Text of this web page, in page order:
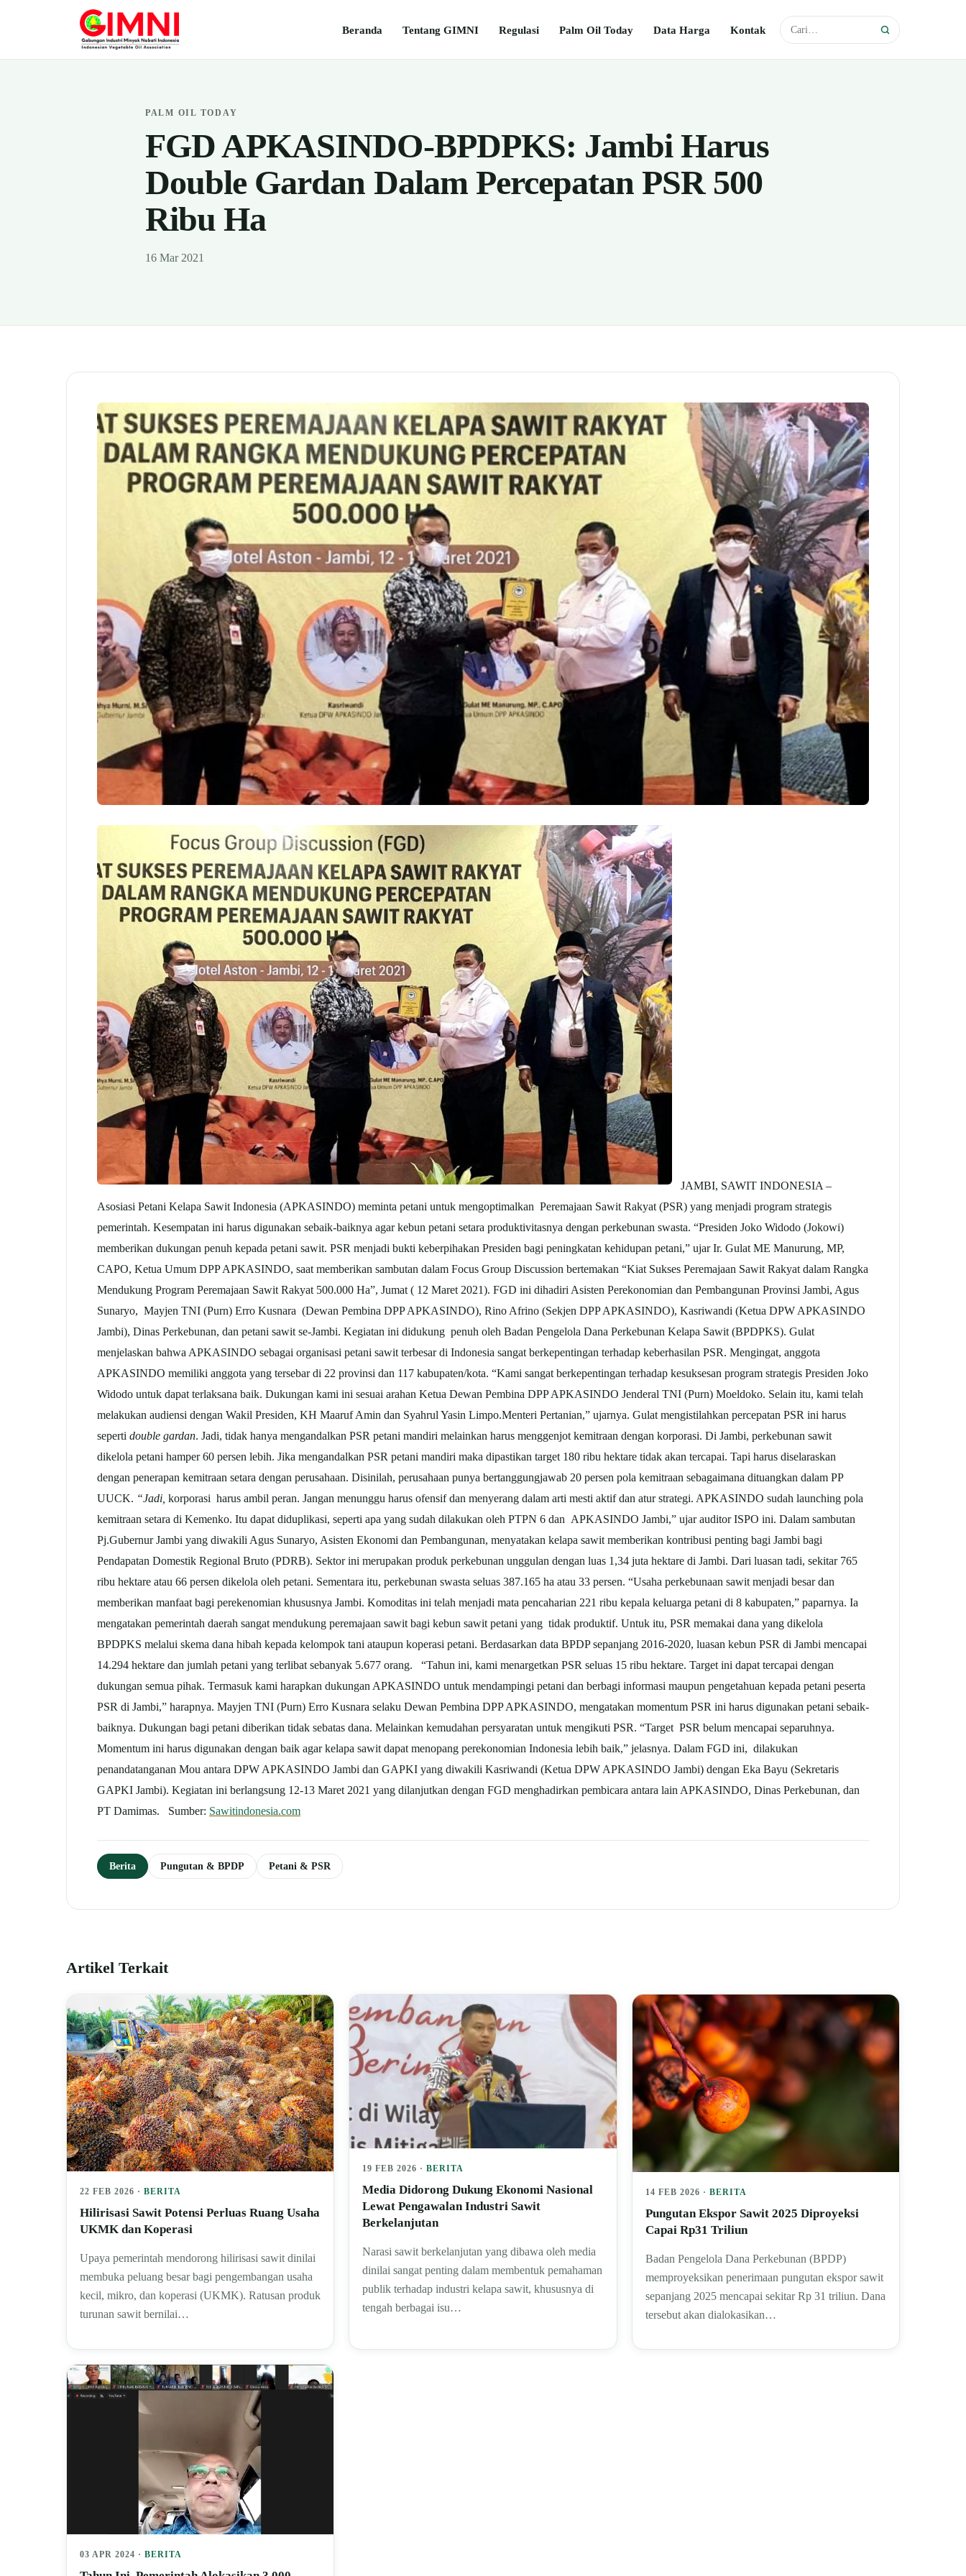
Beranda Tentang GIMNI Regulasi Palm Oil Today Data Harga Kontak
PALM OIL TODAY
FGD APKASINDO-BPDPKS: Jambi Harus
Double Gardan Dalam Percepatan PSR 500
Ribu Ha
16 Mar 2021
JAMBI, SAWIT INDONESIA –
Asosiasi Petani Kelapa Sawit Indonesia (APKASINDO) meminta petani untuk mengoptimalkan Peremajaan Sawit Rakyat (PSR) yang menjadi program strategis
pemerintah. Kesempatan ini harus digunakan sebaik-baiknya agar kebun petani setara produktivitasnya dengan perkebunan swasta. “Presiden Joko Widodo (Jokowi)
memberikan dukungan penuh kepada petani sawit. PSR menjadi bukti keberpihakan Presiden bagi peningkatan kehidupan petani,” ujar Ir. Gulat ME Manurung, MP,
CAPO, Ketua Umum DPP APKASINDO, saat memberikan sambutan dalam Focus Group Discussion bertemakan “Kiat Sukses Peremajaan Sawit Rakyat dalam Rangka
Mendukung Program Peremajaan Sawit Rakyat 500.000 Ha”, Jumat ( 12 Maret 2021). FGD ini dihadiri Asisten Perekonomian dan Pembangunan Provinsi Jambi, Agus
Sunaryo, Mayjen TNI (Purn) Erro Kusnara (Dewan Pembina DPP APKASINDO), Rino Afrino (Sekjen DPP APKASINDO), Kasriwandi (Ketua DPW APKASINDO
Jambi), Dinas Perkebunan, dan petani sawit se-Jambi. Kegiatan ini didukung penuh oleh Badan Pengelola Dana Perkebunan Kelapa Sawit (BPDPKS). Gulat
menjelaskan bahwa APKASINDO sebagai organisasi petani sawit terbesar di Indonesia sangat berkepentingan terhadap keberhasilan PSR. Mengingat, anggota
APKASINDO memiliki anggota yang tersebar di 22 provinsi dan 117 kabupaten/kota. “Kami sangat berkepentingan terhadap kesuksesan program strategis Presiden Joko
Widodo untuk dapat terlaksana baik. Dukungan kami ini sesuai arahan Ketua Dewan Pembina DPP APKASINDO Jenderal TNI (Purn) Moeldoko. Selain itu, kami telah
melakukan audiensi dengan Wakil Presiden, KH Maaruf Amin dan Syahrul Yasin Limpo.Menteri Pertanian,” ujarnya. Gulat mengistilahkan percepatan PSR ini harus
seperti double gardan. Jadi, tidak hanya mengandalkan PSR petani mandiri melainkan harus menggenjot kemitraan dengan korporasi. Di Jambi, perkebunan sawit
dikelola petani hamper 60 persen lebih. Jika mengandalkan PSR petani mandiri maka dipastikan target 180 ribu hektare tidak akan tercapai. Tapi harus diselaraskan
dengan penerapan kemitraan setara dengan perusahaan. Disinilah, perusahaan punya bertanggungjawab 20 persen pola kemitraan sebagaimana dituangkan dalam PP
UUCK. “Jadi, korporasi harus ambil peran. Jangan menunggu harus ofensif dan menyerang dalam arti mesti aktif dan atur strategi. APKASINDO sudah launching pola
kemitraan setara di Kemenko. Itu dapat diduplikasi, seperti apa yang sudah dilakukan oleh PTPN 6 dan APKASINDO Jambi,” ujar auditor ISPO ini. Dalam sambutan
Pj.Gubernur Jambi yang diwakili Agus Sunaryo, Asisten Ekonomi dan Pembangunan, menyatakan kelapa sawit memberikan kontribusi penting bagi Jambi bagi
Pendapatan Domestik Regional Bruto (PDRB). Sektor ini merupakan produk perkebunan unggulan dengan luas 1,34 juta hektare di Jambi. Dari luasan tadi, sekitar 765
ribu hektare atau 66 persen dikelola oleh petani. Sementara itu, perkebunan swasta seluas 387.165 ha atau 33 persen. “Usaha perkebunaan sawit menjadi besar dan
memberikan manfaat bagi perekenomian khususnya Jambi. Komoditas ini telah menjadi mata pencaharian 221 ribu kepala keluarga petani di 8 kabupaten,” paparnya. Ia
mengatakan pemerintah daerah sangat mendukung peremajaan sawit bagi kebun sawit petani yang tidak produktif. Untuk itu, PSR memakai dana yang dikelola
BPDPKS melalui skema dana hibah kepada kelompok tani ataupun koperasi petani. Berdasarkan data BPDP sepanjang 2016-2020, luasan kebun PSR di Jambi mencapai
14.294 hektare dan jumlah petani yang terlibat sebanyak 5.677 orang. “Tahun ini, kami menargetkan PSR seluas 15 ribu hektare. Target ini dapat tercapai dengan
dukungan semua pihak. Termasuk kami harapkan dukungan APKASINDO untuk mendampingi petani dan berbagi informasi maupun pengetahuan kepada petani peserta
PSR di Jambi,” harapnya. Mayjen TNI (Purn) Erro Kusnara selaku Dewan Pembina DPP APKASINDO, mengatakan momentum PSR ini harus digunakan petani sebaik-
baiknya. Dukungan bagi petani diberikan tidak sebatas dana. Melainkan kemudahan persyaratan untuk mengikuti PSR. “Target PSR belum mencapai separuhnya.
Momentum ini harus digunakan dengan baik agar kelapa sawit dapat menopang perekonomian Indonesia lebih baik,” jelasnya. Dalam FGD ini, dilakukan
penandatanganan Mou antara DPW APKASINDO Jambi dan GAPKI yang diwakili Kasriwandi (Ketua DPW APKASINDO Jambi) dengan Eka Bayu (Sekretaris
GAPKI Jambi). Kegiatan ini berlangsung 12-13 Maret 2021 yang dilanjutkan dengan FGD menghadirkan pembicara antara lain APKASINDO, Dinas Perkebunan, dan
PT Damimas. Sumber: Sawitindonesia.com
Berita Pungutan & BPDP Petani & PSR
Artikel Terkait
22 FEB 2026 · BERITA
Hilirisasi Sawit Potensi Perluas Ruang Usaha
UKMK dan Koperasi
Upaya pemerintah mendorong hilirisasi sawit dinilai
membuka peluang besar bagi pengembangan usaha
kecil, mikro, dan koperasi (UKMK). Ratusan produk
turunan sawit bernilai…
19 FEB 2026 ·BERITA
Media Didorong Dukung Ekonomi Nasional
Lewat Pengawalan Industri Sawit
Berkelanjutan
Narasi sawit berkelanjutan yang dibawa oleh media
dinilai sangat penting dalam membentuk pemahaman
publik terhadap industri kelapa sawit, khususnya di
tengah berbagai isu…
14 FEB 2026 · BERITA
Pungutan Ekspor Sawit 2025 Diproyeksi
Capai Rp31 Triliun
Badan Pengelola Dana Perkebunan (BPDP)
memproyeksikan penerimaan pungutan ekspor sawit
sepanjang 2025 mencapai sekitar Rp 31 triliun. Dana
tersebut akan dialokasikan…
03 APR 2024 · BERITA